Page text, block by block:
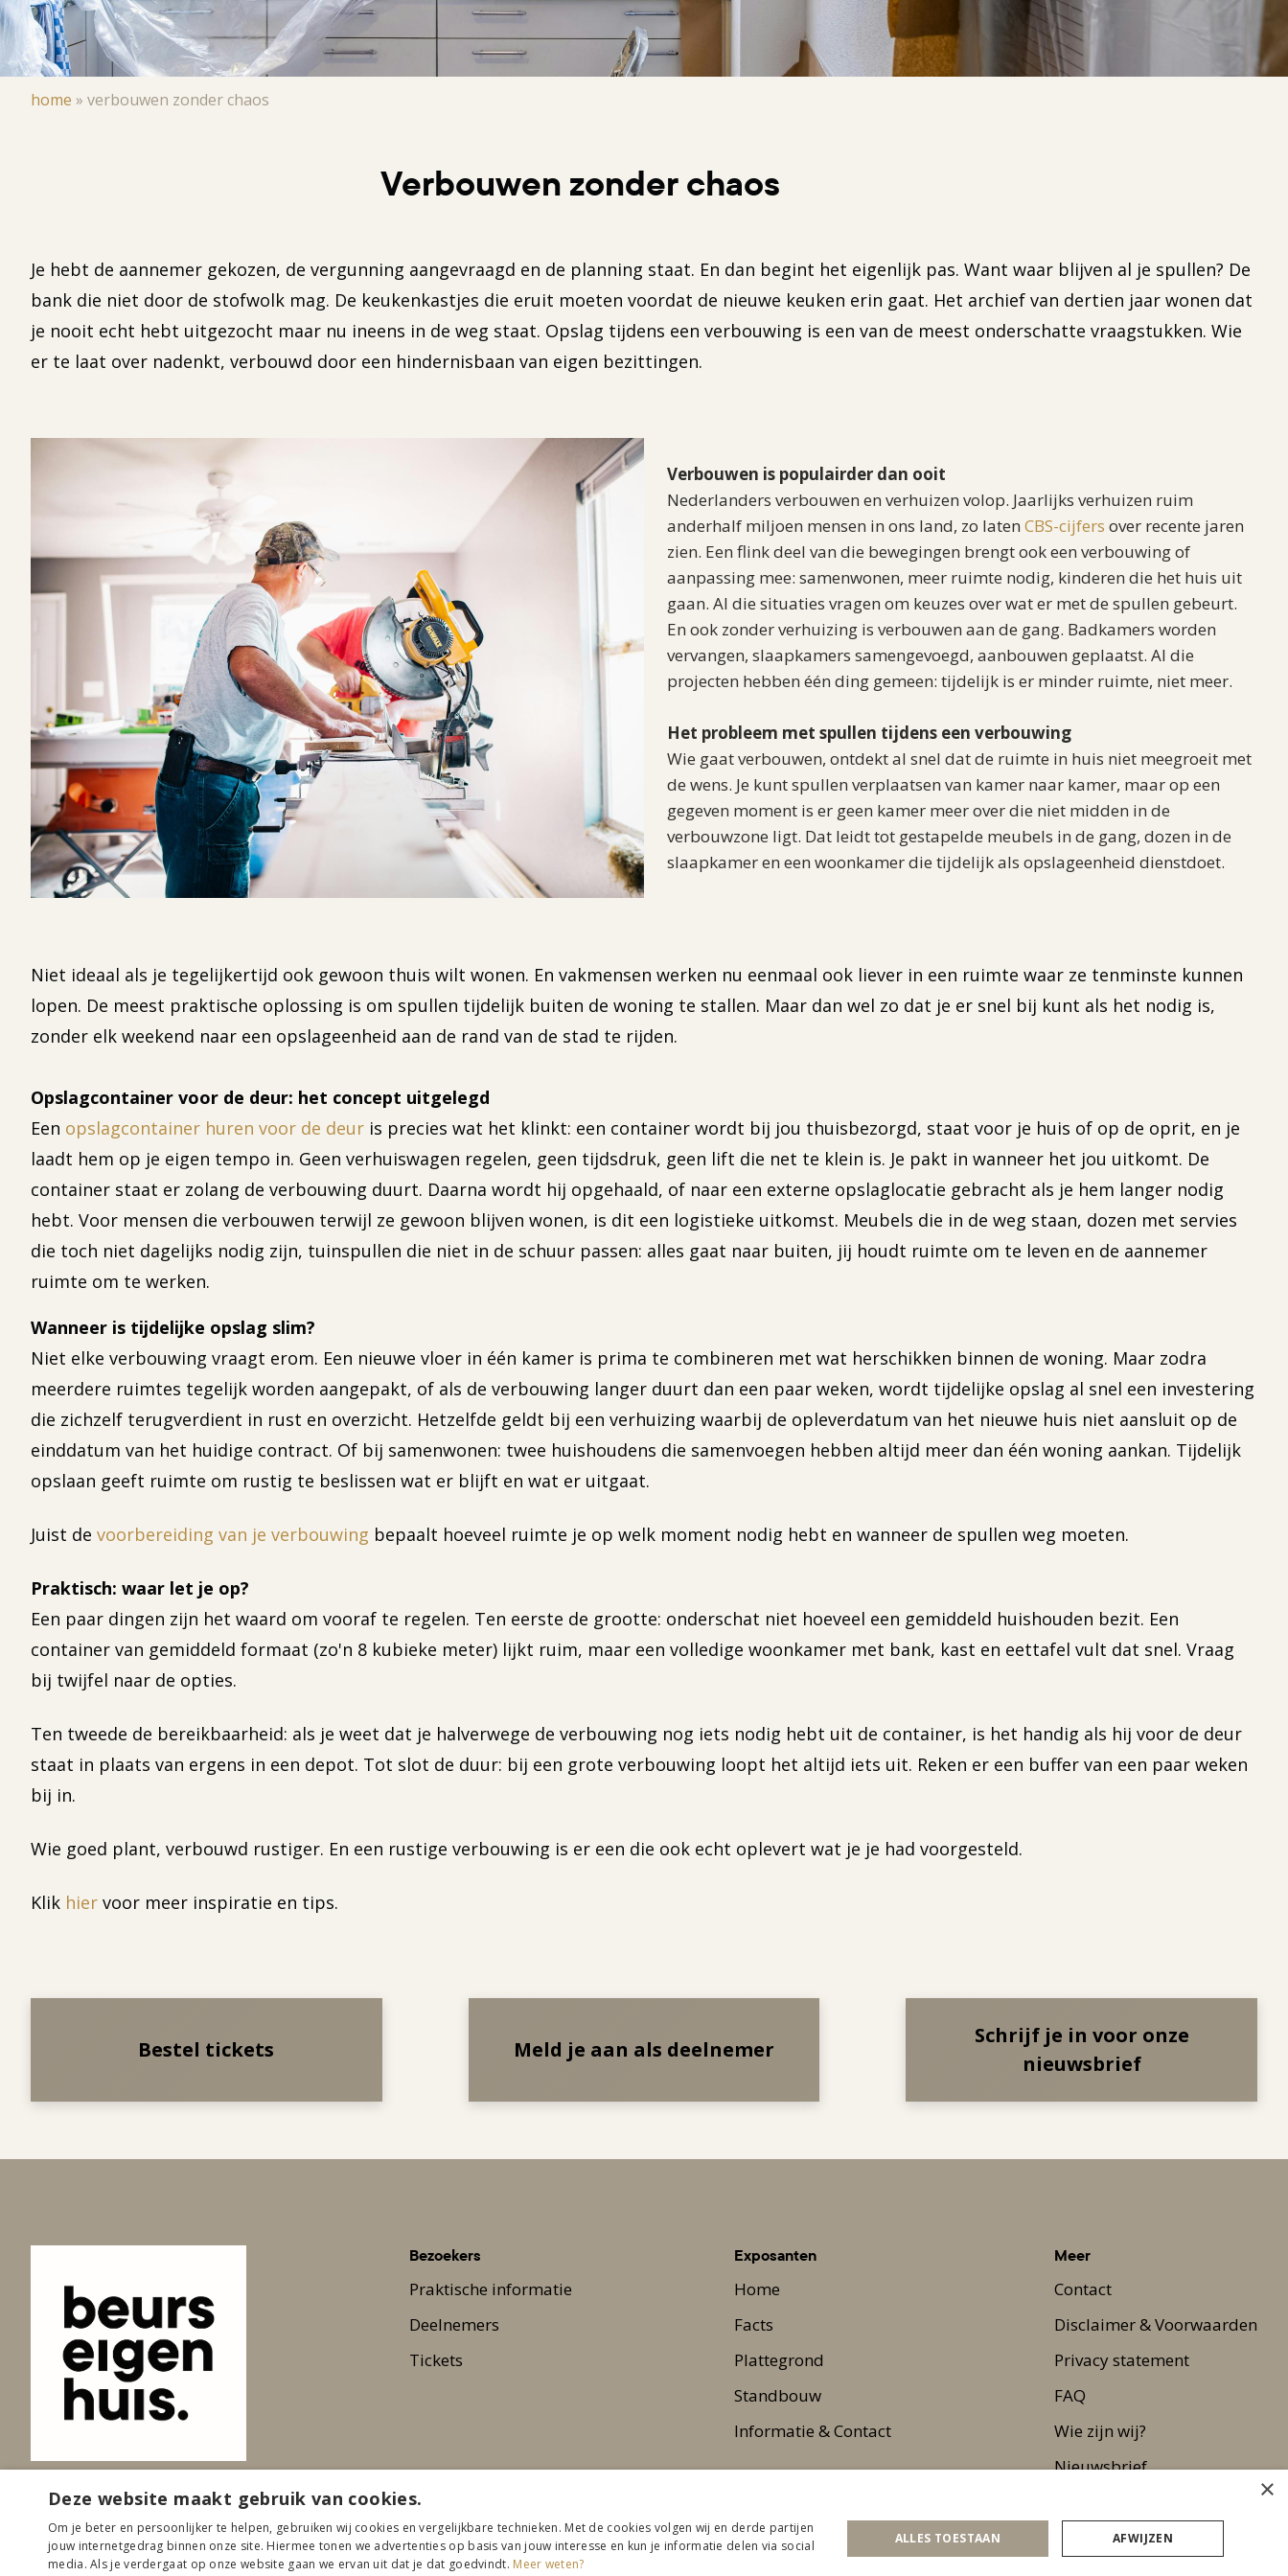
Kruimelpad
home » verbouwen zonder chaos
Verbouwen zonder chaos
Je hebt de aannemer gekozen, de vergunning aangevraagd en de planning staat. En dan begint het eigenlijk pas. Want waar blijven al je spullen? De
bank die niet door de stofwolk mag. De keukenkastjes die eruit moeten voordat de nieuwe keuken erin gaat. Het archief van dertien jaar wonen dat
je nooit echt hebt uitgezocht maar nu ineens in de weg staat. Opslag tijdens een verbouwing is een van de meest onderschatte vraagstukken. Wie
er te laat over nadenkt, verbouwd door een hindernisbaan van eigen bezittingen.
Verbouwen is populairder dan ooit
Nederlanders verbouwen en verhuizen volop. Jaarlijks verhuizen ruim
anderhalf miljoen mensen in ons land, zo laten CBS-cijfers over recente jaren
zien. Een flink deel van die bewegingen brengt ook een verbouwing of
aanpassing mee: samenwonen, meer ruimte nodig, kinderen die het huis uit
gaan. Al die situaties vragen om keuzes over wat er met de spullen gebeurt.
En ook zonder verhuizing is verbouwen aan de gang. Badkamers worden
vervangen, slaapkamers samengevoegd, aanbouwen geplaatst. Al die
projecten hebben één ding gemeen: tijdelijk is er minder ruimte, niet meer.
Het probleem met spullen tijdens een verbouwing
Wie gaat verbouwen, ontdekt al snel dat de ruimte in huis niet meegroeit met
de wens. Je kunt spullen verplaatsen van kamer naar kamer, maar op een
gegeven moment is er geen kamer meer over die niet midden in de
verbouwzone ligt. Dat leidt tot gestapelde meubels in de gang, dozen in de
slaapkamer en een woonkamer die tijdelijk als opslageenheid dienstdoet.
Niet ideaal als je tegelijkertijd ook gewoon thuis wilt wonen. En vakmensen werken nu eenmaal ook liever in een ruimte waar ze tenminste kunnen
lopen. De meest praktische oplossing is om spullen tijdelijk buiten de woning te stallen. Maar dan wel zo dat je er snel bij kunt als het nodig is,
zonder elk weekend naar een opslageenheid aan de rand van de stad te rijden.
Opslagcontainer voor de deur: het concept uitgelegd
Een opslagcontainer huren voor de deur is precies wat het klinkt: een container wordt bij jou thuisbezorgd, staat voor je huis of op de oprit, en je
laadt hem op je eigen tempo in. Geen verhuiswagen regelen, geen tijdsdruk, geen lift die net te klein is. Je pakt in wanneer het jou uitkomt. De
container staat er zolang de verbouwing duurt. Daarna wordt hij opgehaald, of naar een externe opslaglocatie gebracht als je hem langer nodig
hebt. Voor mensen die verbouwen terwijl ze gewoon blijven wonen, is dit een logistieke uitkomst. Meubels die in de weg staan, dozen met servies
die toch niet dagelijks nodig zijn, tuinspullen die niet in de schuur passen: alles gaat naar buiten, jij houdt ruimte om te leven en de aannemer
ruimte om te werken.
Wanneer is tijdelijke opslag slim?
Niet elke verbouwing vraagt erom. Een nieuwe vloer in één kamer is prima te combineren met wat herschikken binnen de woning. Maar zodra
meerdere ruimtes tegelijk worden aangepakt, of als de verbouwing langer duurt dan een paar weken, wordt tijdelijke opslag al snel een investering
die zichzelf terugverdient in rust en overzicht. Hetzelfde geldt bij een verhuizing waarbij de opleverdatum van het nieuwe huis niet aansluit op de
einddatum van het huidige contract. Of bij samenwonen: twee huishoudens die samenvoegen hebben altijd meer dan één woning aankan. Tijdelijk
opslaan geeft ruimte om rustig te beslissen wat er blijft en wat er uitgaat.
Juist de voorbereiding van je verbouwing bepaalt hoeveel ruimte je op welk moment nodig hebt en wanneer de spullen weg moeten.
Praktisch: waar let je op?
Een paar dingen zijn het waard om vooraf te regelen. Ten eerste de grootte: onderschat niet hoeveel een gemiddeld huishouden bezit. Een
container van gemiddeld formaat (zo'n 8 kubieke meter) lijkt ruim, maar een volledige woonkamer met bank, kast en eettafel vult dat snel. Vraag
bij twijfel naar de opties.
Ten tweede de bereikbaarheid: als je weet dat je halverwege de verbouwing nog iets nodig hebt uit de container, is het handig als hij voor de deur
staat in plaats van ergens in een depot. Tot slot de duur: bij een grote verbouwing loopt het altijd iets uit. Reken er een buffer van een paar weken
bij in.
Wie goed plant, verbouwd rustiger. En een rustige verbouwing is er een die ook echt oplevert wat je je had voorgesteld.
Klik hier voor meer inspiratie en tips.
Bestel tickets Meld je aan als deelnemer
Schrijf je in voor onze
nieuwsbrief
Bezoekers
Praktische informatie
Deelnemers
Tickets
Exposanten
Home
Facts
Plattegrond
Standbouw
Informatie & Contact
Meer
Contact
Disclaimer & Voorwaarden
Privacy statement
FAQ
Wie zijn wij?
Nieuwsbrief
×
Deze website maakt gebruik van cookies.
Om je beter en persoonlijker te helpen, gebruiken wij cookies en vergelijkbare technieken. Met de cookies volgen wij en derde partijen
jouw internetgedrag binnen onze site. Hiermee tonen we advertenties op basis van jouw interesse en kun je informatie delen via social
media. Als je verdergaat op onze website gaan we ervan uit dat je dat goedvindt. Meer weten?
ALLES TOESTAAN AFWIJZEN